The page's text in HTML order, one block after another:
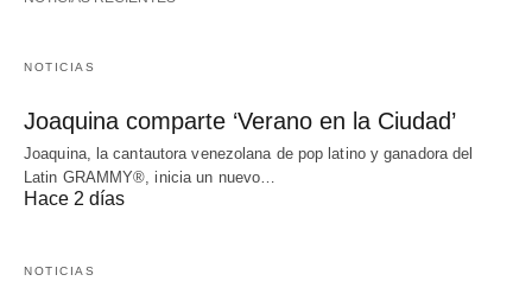
NOTICIAS
Joaquina comparte ‘Verano en la Ciudad’
Joaquina, la cantautora venezolana de pop latino y ganadora del
Latin GRAMMY®, inicia un nuevo…
Hace 2 días
NOTICIAS